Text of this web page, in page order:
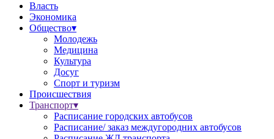
Власть
Экономика
Общество▾
Молодежь
Медицина
Культура
Досуг
Спорт и туризм
Происшествия
Транспорт▾
Расписание городских автобусов
Расписание/ заказ междугородних автобусов